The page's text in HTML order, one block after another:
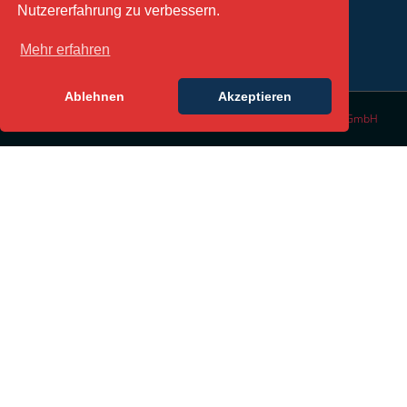
Nutzererfahrung zu verbessern.
Mehr erfahren
Ablehnen Akzeptieren
© Copyright 2016 | All Rights Reserved | Design byDesignLabs GmbH